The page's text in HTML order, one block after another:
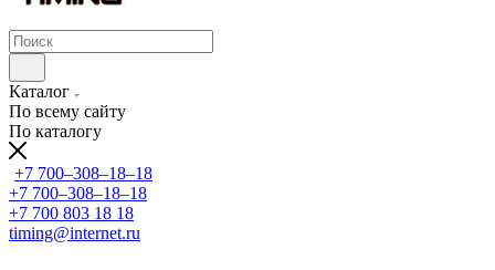
Каталог
По всему сайту
По каталогу
+7 700‒308‒18‒18
+7 700‒308‒18‒18
+7 700 803 18 18
timing@internet.ru